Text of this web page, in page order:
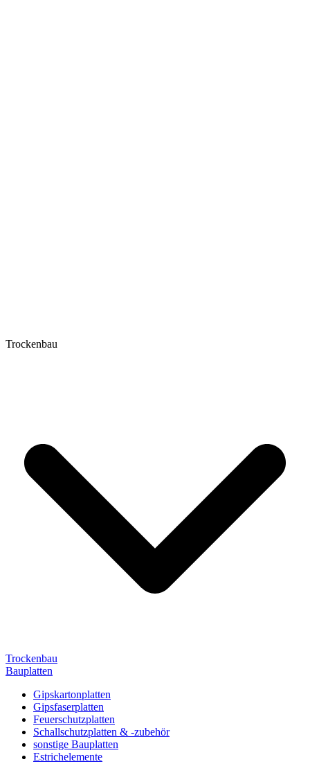
Trockenbau
Trockenbau
Bauplatten
Gipskartonplatten
Gipsfaserplatten
Feuerschutzplatten
Schallschutzplatten & -zubehör
sonstige Bauplatten
Estrichelemente